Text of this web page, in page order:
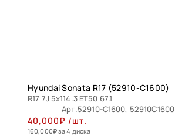
Hyundai Sonata R17 (52910-C1600)
R17 7J 5x114.3 ET50 67.1
Арт.52910-C1600, 52910C1600
40,000₽ /шт.
160,000₽за 4 диска